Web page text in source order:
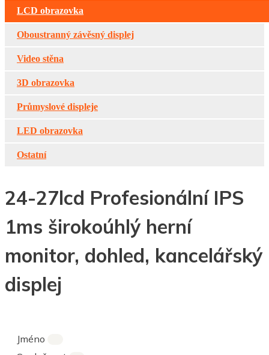
LCD obrazovka
Oboustranný závěsný displej
Video stěna
3D obrazovka
Průmyslové displeje
LED obrazovka
Ostatní
24-27lcd Profesionální IPS
1ms širokoúhlý herní
monitor, dohled, kancelářský
displej
Jméno